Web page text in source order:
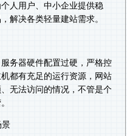
人用户、中小企业提供稳
解决各类轻量建站需求。
务器硬件配置过硬，严格控
都有充足的运行资源，网站
无法访问的情况，不管是个
景